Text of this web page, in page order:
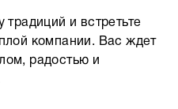
традиций и встретьте
компании. Вас ждет
радостью и